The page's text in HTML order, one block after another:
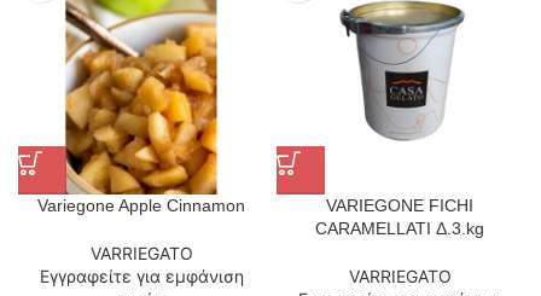
Variegone Apple Cinnamon
VARRIEGATO
Εγγραφείτε για εμφάνιση
VARIEGONE FICHI
CARAMELLATI Δ.3.kg
VARRIEGATO